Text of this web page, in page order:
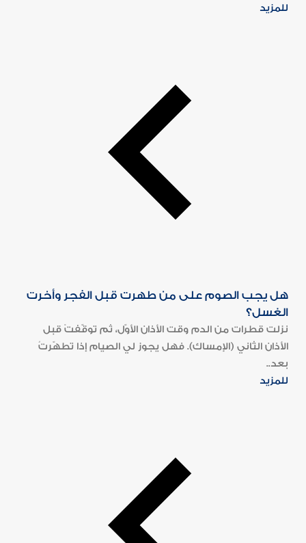
للمزيد
هل يجب الصوم على من طهرت قبل الفجر وأخرت
الغسل؟
نزلت قطرات من الدم وقت الأذان الأوّل، ثم توقّفتْ قبل
الأذان الثاني (الإمساك). فهل يجوز لي الصيام إذا تطهّرتُ
بعد..
للمزيد